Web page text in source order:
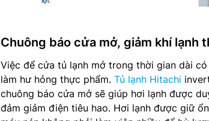
Chuông báo cửa mở, giảm khí lạnh
Việc để cửa tủ lạnh mở trong thời gian dài
làm hư hỏng thực phẩm. Tủ lạnh Hitachi
chuông báo cửa mở sẽ giúp hơi lạnh được
đảm giảm điện tiêu hao. Hơi lạnh được giữ